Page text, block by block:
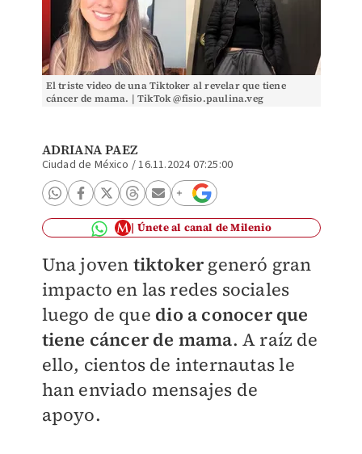
El triste video de una Tiktoker al revelar que tiene
cáncer de mama. | TikTok @fisio.paulina.veg
ADRIANA PAEZ
Ciudad de México /16.11.2024 07:25:00
Únete al canal de Milenio
Una joven tiktokergeneró gran
impacto en las redes sociales
luego de que dio a conocer que
tiene cáncer de mama. A raíz de
ello, cientos de internautas le
han enviado mensajes de
apoyo.